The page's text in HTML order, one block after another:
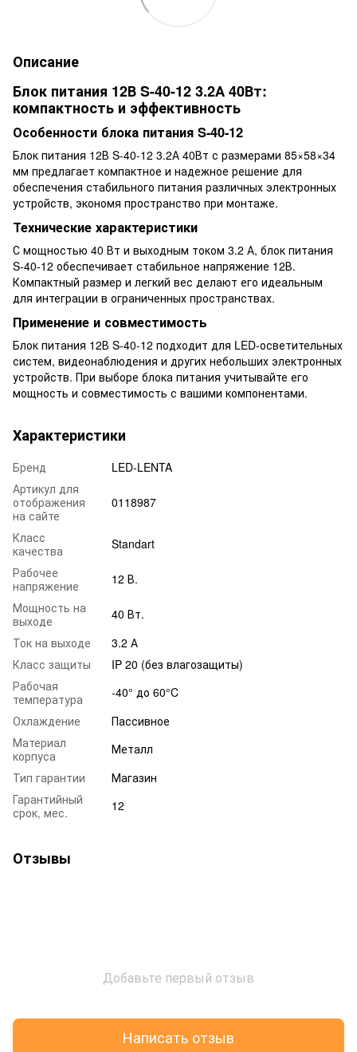
Описание
Блок питания 12В S-40-12 3.2А 40Вт:
компактность и эффективность
Особенности блока питания S-40-12
Блок питания 12В S-40-12 3.2А 40Вт с размерами 85×58×34
мм предлагает компактное и надежное решение для
обеспечения стабильного питания различных электронных
устройств, экономя пространство при монтаже.
Технические характеристики
С мощностью 40 Вт и выходным током 3.2 А, блок питания
S-40-12 обеспечивает стабильное напряжение 12В.
Компактный размер и легкий вес делают его идеальным
для интеграции в ограниченных пространствах.
Применение и совместимость
Блок питания 12В S-40-12 подходит для LED-осветительных
систем, видеонаблюдения и других небольших электронных
устройств. При выборе блока питания учитывайте его
мощность и совместимость с вашими компонентами.
Характеристики
Бренд
LED-LENTA
Артикул для
отображения
на сайте
0118987
Класс
качества
Standart
Рабочее
напряжение
12 В.
Мощность на
выходе
40 Вт.
Ток на выходе
3.2 А
Класс защиты
IP 20 (без влагозащиты)
Рабочая
температура
-40° до 60°C
Охлаждение
Пассивное
Материал
корпуса
Металл
Тип гарантии
Магазин
Гарантийный
срок, мес.
12
Отзывы
Добавьте первый отзыв
Написать отзыв